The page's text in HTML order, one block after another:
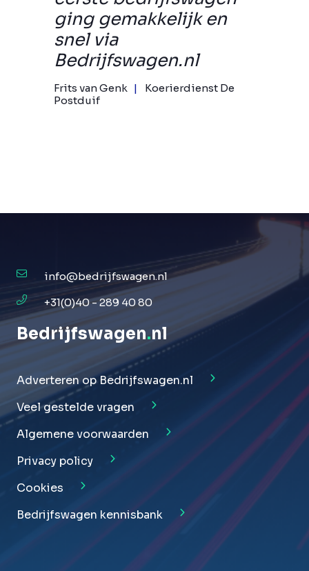
ging gemakkelijk en
snel via
Bedrijfswagen.nl
Frits van Genk
Koerierdienst De
Postduif
info@bedrijfswagen.nl
+31(0)40 - 289 40 80
Bedrijfswagen.nl
Adverteren op Bedrijfswagen.nl
Veel gestelde vragen
Algemene voorwaarden
Privacy policy
Cookies
Bedrijfswagen kennisbank